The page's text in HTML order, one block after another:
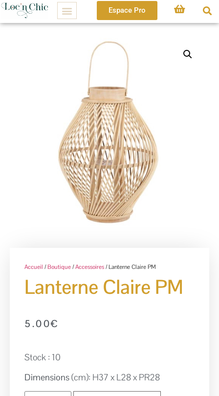
Espace Pro
Accueil /Boutique/Accessoires/ Lanterne Claire PM
Lanterne Claire PM
5.00€
Stock : 10
Dimensions(cm): H37 x L28 x PR28